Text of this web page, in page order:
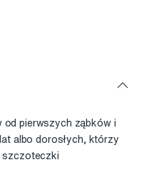
od pierwszych ząbków i
albo dorosłych, którzy
szczoteczki